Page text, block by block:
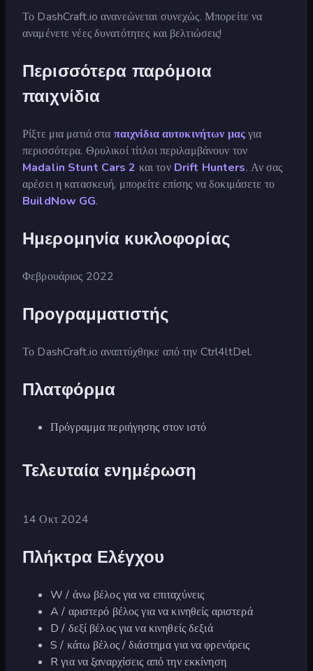
Το DashCraft.io ανανεώνεται συνεχώς. Μπορείτε να
αναμένετε νέες δυνατότητες και βελτιώσεις!
Περισσότερα παρόμοια
παιχνίδια
Ρίξτε μια ματιά στα παιχνίδια αυτοκινήτων μαςγια
περισσότερα. Θρυλικοί τίτλοι περιλαμβάνουν τον
Madalin Stunt Cars 2 και τον Drift Hunters. Αν σας
αρέσει η κατασκευή, μπορείτε επίσης να δοκιμάσετε το
BuildNow GG.
Ημερομηνία κυκλοφορίας
Φεβρουάριος 2022
Προγραμματιστής
Το DashCraft.io αναπτύχθηκε από την Ctrl4ltDel.
Πλατφόρμα
Πρόγραμμα περιήγησης στον ιστό
Τελευταία ενημέρωση
14 Οκτ 2024
Πλήκτρα Ελέγχου
W / άνω βέλος για να επιταχύνεις
A / αριστερό βέλος για να κινηθείς αριστερά
D / δεξί βέλος για να κινηθείς δεξιά
S / κάτω βέλος / διάστημα για να φρενάρεις
R για να ξαναρχίσεις από την εκκίνηση